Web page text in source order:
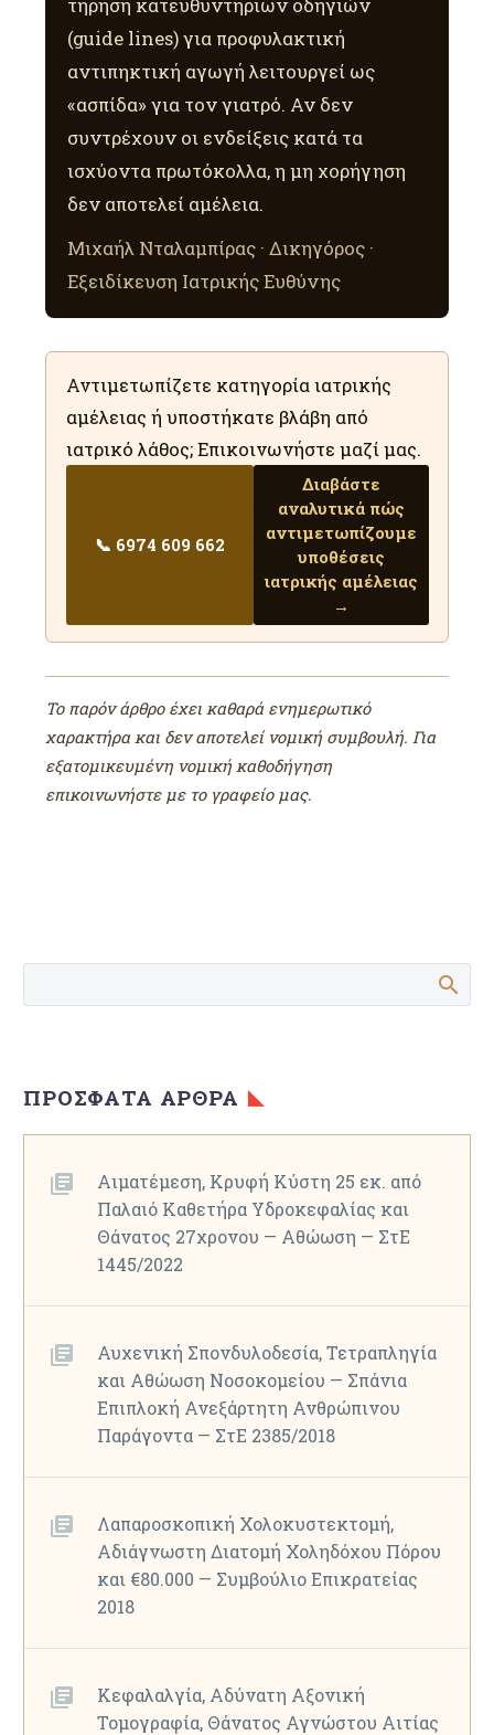
τήρηση κατευθυντήριων οδηγιών
(guide lines) για προφυλακτική
αντιπηκτική αγωγή λειτουργεί ως
«ασπίδα» για τον γιατρό. Αν δεν
συντρέχουν οι ενδείξεις κατά τα
ισχύοντα πρωτόκολλα, η μη χορήγηση
δεν αποτελεί αμέλεια.
Μιχαήλ Νταλαμπίρας · Δικηγόρος ·
Εξειδίκευση Ιατρικής Ευθύνης
Αντιμετωπίζετε κατηγορία ιατρικής
αμέλειας ή υποστήκατε βλάβη από
ιατρικό λάθος; Επικοινωνήστε μαζί μας.
📞 6974 609 662
Διαβάστε
αναλυτικά πώς
αντιμετωπίζουμε
υποθέσεις
ιατρικής αμέλειας
→
Το παρόν άρθρο έχει καθαρά ενημερωτικό
χαρακτήρα και δεν αποτελεί νομική συμβουλή. Για
εξατομικευμένη νομική καθοδήγηση
επικοινωνήστε με το γραφείο μας.
ΠΡΌΣΦΑΤΑ ΆΡΘΡΑ
Αιματέμεση, Κρυφή Κύστη 25 εκ. από
Παλαιό Καθετήρα Υδροκεφαλίας και
Θάνατος 27χρονου — Αθώωση — ΣτΕ
1445/2022
Αυχενική Σπονδυλοδεσία, Τετραπληγία
και Αθώωση Νοσοκομείου — Σπάνια
Επιπλοκή Ανεξάρτητη Ανθρώπινου
Παράγοντα — ΣτΕ 2385/2018
Λαπαροσκοπική Χολοκυστεκτομή,
Αδιάγνωστη Διατομή Χοληδόχου Πόρου
και €80.000 — Συμβούλιο Επικρατείας
2018
Κεφαλαλγία, Αδύνατη Αξονική
Τομογραφία, Θάνατος Αγνώστου Αιτίας